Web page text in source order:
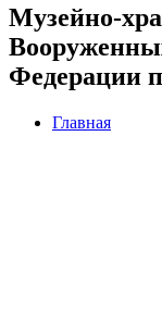
Музейно-
Федерации
Главная